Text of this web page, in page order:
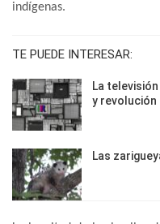
indígenas.
TE PUEDE INTERESAR:
La
y revolución
Las